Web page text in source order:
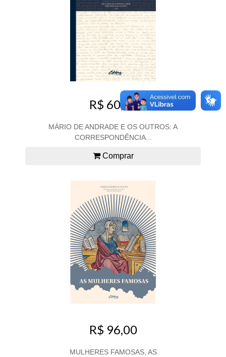
R$ 60,00
MÁRIO DE ANDRADE E OS OUTROS: A
CORRESPONDÊNCIA...
Comprar
R$ 96,00
MULHERES FAMOSAS, AS